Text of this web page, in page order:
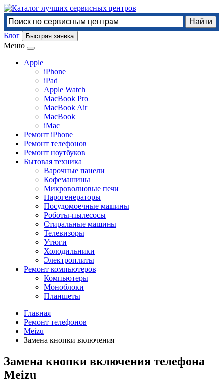
Блог Быстрая заявка
Меню
Apple
iPhone
iPad
Apple Watch
MacBook Pro
MacBook Air
MacBook
iMac
Ремонт iPhone
Ремонт телефонов
Ремонт ноутбуков
Бытовая техника
Варочные панели
Кофемашины
Микроволновые печи
Парогенераторы
Посудомоечные машины
Роботы-пылесосы
Стиральные машины
Телевизоры
Утюги
Холодильники
Электроплиты
Ремонт компьютеров
Компьютеры
Моноблоки
Планшеты
Главная
Ремонт телефонов
Meizu
Замена кнопки включения
Замена кнопки включения телефона
Meizu